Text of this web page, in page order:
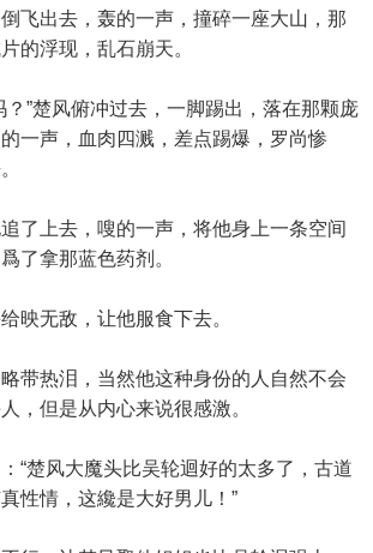
飞出去，轰的一声，撞碎一座大山，那
的浮现，乱石崩天。
？”楚风俯冲过去，一脚踢出，落在那颗庞
一声，血肉四溅，差点踢爆，罗尚惨
了上去，嗖的一声，将他身上一条空间
了拿那蓝色药剂。
映无敌，让他服食下去。
带热泪，当然他这种身份的人自然不会
，但是从内心来说很感激。
“楚风大魔头比吴轮迴好的太多了，古道
性情，这纔是大好男儿！”